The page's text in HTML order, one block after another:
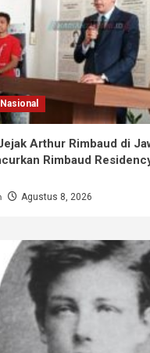
Nasional
Arthur Rimbaud di
Rimbaud
Agustus 8, 2026